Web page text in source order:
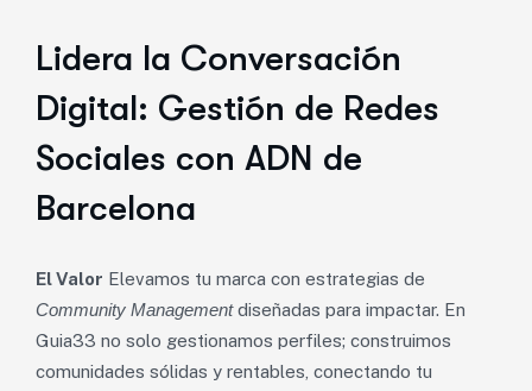
Lidera la Conversación
Digital: Gestión de Redes
Sociales con ADN de
Barcelona
El Valor Elevamos tu marca con estrategias de
Community Managementdiseñadas para impactar. En
Guia33 no solo gestionamos perfiles; construimos
comunidades sólidas y rentables, conectando tu